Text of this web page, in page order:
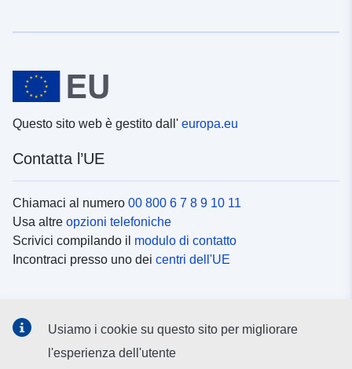
Questo sito web è gestito dall' europa.eu
Contatta l’UE
Chiamaci al numero 00 800 6 7 8 9 10 11
Usa altre opzioni telefoniche
Scrivici compilando il modulo di contatto
Incontraci presso uno dei centri dell'UE
Cerca icanali social
Usiamo i cookie su questo sito per migliorare
l'esperienza dell'utente